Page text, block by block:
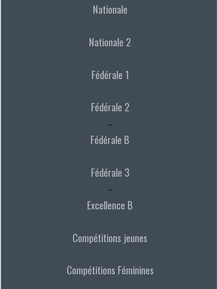
Nationale
Nationale 2
Fédérale 1
Fédérale 2
-
Fédérale B
Fédérale 3
-
Excellence B
Compétitions jeunes
Compétitions Féminines